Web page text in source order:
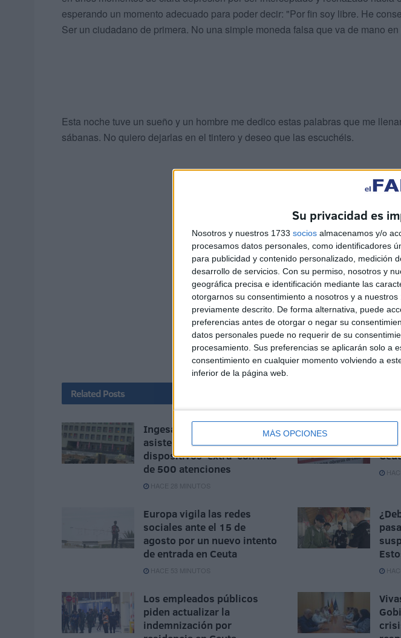
Su privacidad es
Nosotros y nuestros 1733 socios almacenamos y/o
procesamos datos personales, como identificadores
para publicidad y contenido personalizado, medición
desarrollo de servicios. Con su permiso, nosotros y
geográfica precisa e identificación mediante las
otorgarnos su consentimiento a nosotros y a
previamente descrito. De forma alternativa, puede
preferencias antes de otorgar o negar su
datos personales puede no requerir de su
procesamiento. Sus preferencias se aplicarán solo a
consentimiento en cualquier momento volviendo a
inferior de la página web.
MÁS OPCIONES
esperando un momento adecuado para poder decir: "Por fin soy libre. He
Ser un ciudadano de primera. No una simple moneda falsa que va de mano
Esta noche tuve un sueño y un hombre me dedico estas palabras que me
sábanas. No quiero dejarlas en el tintero y deseo que las escuchéis.
Related Posts
Ingesa presta 391
asistencias y refuerza los
dispositivos 'extra' con más
de 500 atenciones
HACE 28 MINUTOS
Europa vigila las redes
sociales ante el 15 de
agosto por un nuevo intento
de entrada en Ceuta
HACE 53 MINUTOS
Los empleados públicos
piden actualizar la
indemnización por